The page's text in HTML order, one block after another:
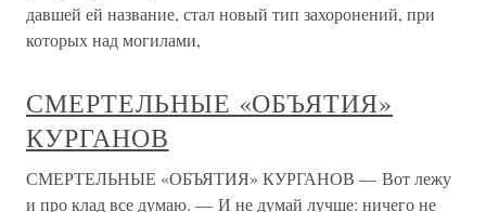
давшей ей название, стал новый тип захоронений, при
которых над могилами,
СМЕРТЕЛЬНЫЕ «ОБЪЯТИЯ»
КУРГАНОВ
СМЕРТЕЛЬНЫЕ «ОБЪЯТИЯ» КУРГАНОВ — Вот лежу
и про клад все думаю. — И не думай лучше: ничего не